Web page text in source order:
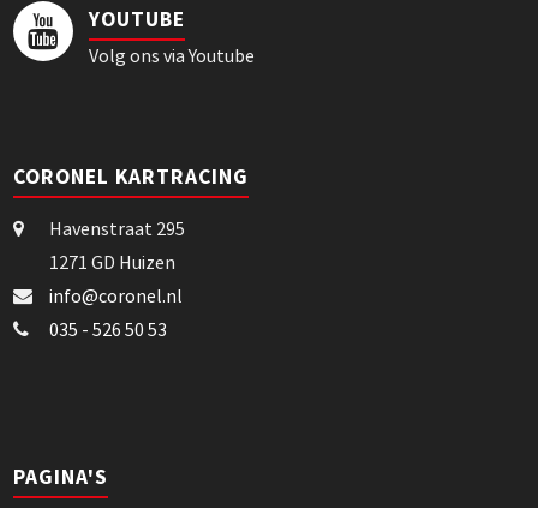
YOUTUBE
Volg ons via Youtube
CORONEL KARTRACING
Havenstraat 295
1271 GD Huizen
info@coronel.nl
035 - 526 50 53
PAGINA'S